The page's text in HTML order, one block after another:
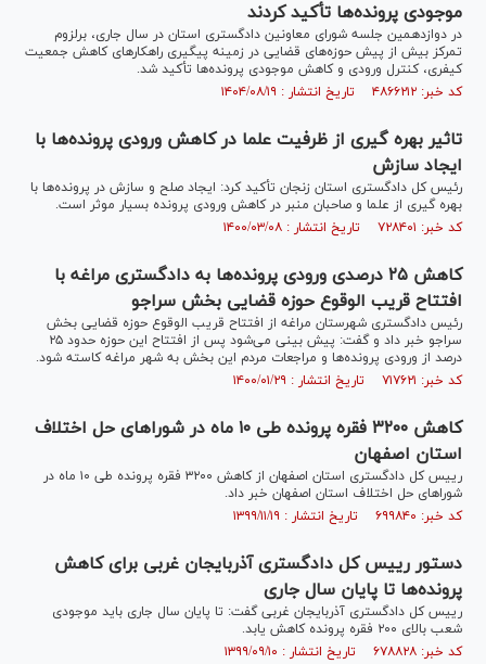
موجودی پرونده‌ها تأکید کردند
در دوازدهمین جلسه شورای معاونین دادگستری استان در سال جاری، برلزوم
تمرکز بیش از پیش حوزه‌های قضایی در زمینه پیگیری راهکار‌های کاهش جمعیت
کیفری، کنترل ورودی و کاهش موجودی پرونده‌ها تأکید شد.
کد خبر: ۴۸۶۶۲۱۲ تاریخ انتشار : ۱۴۰۴/۰۸/۱۹
تاثیر بهره گیری از ظرفیت علما در کاهش ورودی پرونده‌ها با
ایجاد سازش
رئیس کل دادگستری استان زنجان تأکید کرد: ایجاد صلح و سازش در پرونده‌ها با
بهره گیری از علما و صاحبان منبر در کاهش ورودی پرونده بسیار موثر است.
کد خبر: ۷۲۸۴۰۱ تاریخ انتشار : ۱۴۰۰/۰۳/۰۸
کاهش ۲۵ درصدی ورودی پرونده‌ها به دادگستری مراغه با
افتتاح قریب الوقوع حوزه قضایی بخش سراجو
رئیس دادگستری شهرستان مراغه از افتتاح قریب الوقوع حوزه قضایی بخش
سراجو خبر داد و گفت: پیش بینی می‌شود پس از افتتاح این حوزه حدود ۲۵
درصد از ورودی پرونده‌ها و مراجعات مردم این بخش به شهر مراغه کاسته شود.
کد خبر: ۷۱۷۶۲۱ تاریخ انتشار : ۱۴۰۰/۰۱/۲۹
کاهش ۳۲۰۰ فقره پرونده طی ۱۰ ماه در شورا‌های حل اختلاف
استان اصفهان
رییس کل دادگستری استان اصفهان از کاهش ۳۲۰۰ فقره پرونده طی ۱۰ ماه در
شورا‌های حل اختلاف استان اصفهان خبر داد.
کد خبر: ۶۹۹۸۴۰ تاریخ انتشار : ۱۳۹۹/۱۱/۱۹
دستور رییس کل دادگستری آذربایجان غربی برای کاهش
پرونده‌ها تا پایان سال جاری
رییس کل دادگستری آذربایجان غربی گفت: تا پایان سال جاری باید موجودی
شعب بالای ۲۰۰ فقره پرونده کاهش یابد.
کد خبر: ۶۷۸۸۲۸ تاریخ انتشار : ۱۳۹۹/۰۹/۱۰